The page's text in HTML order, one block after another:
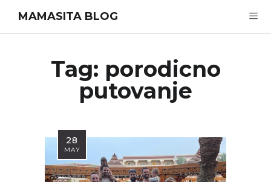
MAMASITA BLOG
Tag: porodicno
putovanje
28
MAY